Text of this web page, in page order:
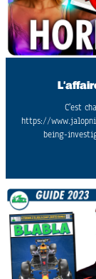
C'est
https://
being-